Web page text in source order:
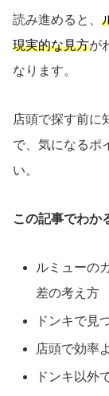
読み進めると、
現実的な見方が
なります。
店頭で探す前に
で、気になるポ
い。
この記事でわか
ルミューの
差の考え方
ドンキで見
店頭で効率
ドンキ以外